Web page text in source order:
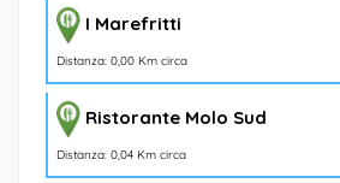
I Marefritti
Distanza: 0,00 Km circa
Ristorante Molo Sud
Distanza: 0,04 Km circa